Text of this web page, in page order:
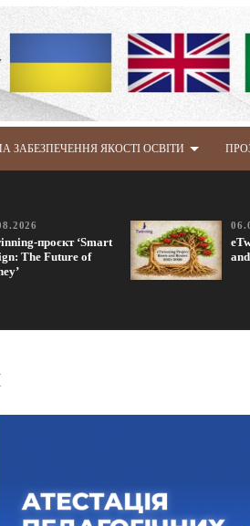
ЗАБЕЗПЕЧЕННЯ ЯКОСТІ ОСВІТИ
проєкт ‘Smart
The Future of